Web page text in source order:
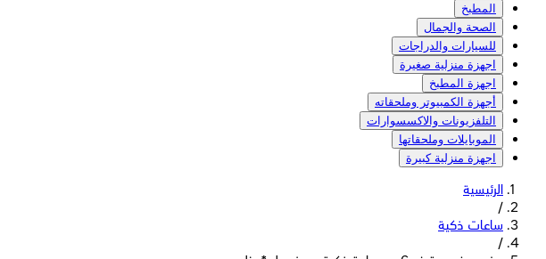
المطبخ
الصحة والجمال
للسيارات والدراجات
اجهزة منزلية صغيرة
اجهزة المطبخ
أجهزة الكمبيوتر وملحقاته
التلفزيونات والاكسسوارات
الموبايلات وملحقاتها
اجهزة منزلية كبيرة
الرئيسية
/
ساعات ذكية
/